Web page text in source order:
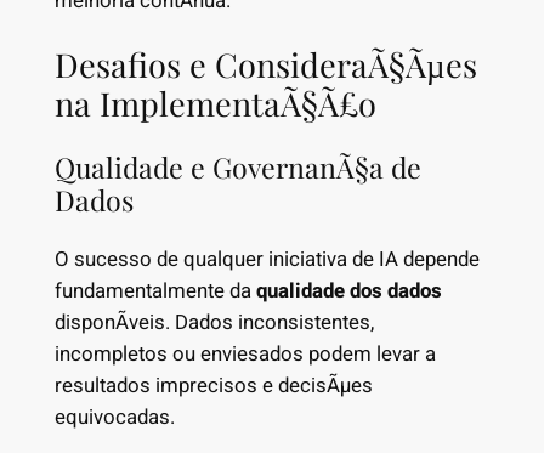
Desafios e ConsideraÃ§Ãµes
na ImplementaÃ§Ã£o
Qualidade e GovernanÃ§a de
Dados
O sucesso de qualquer iniciativa de IA depende
fundamentalmente daqualidade dos dados
disponÃ­veis. Dados inconsistentes,
incompletos ou enviesados podem levar a
resultados imprecisos e decisÃµes
equivocadas.